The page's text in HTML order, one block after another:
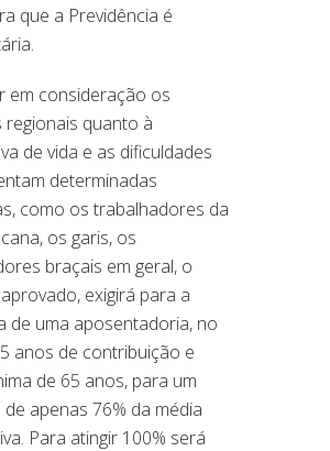
que a Previdência é
em consideração os
regionais quanto à
de vida e as dificuldades
determinadas
como os trabalhadores da
os garis, os
braçais em geral, o
exigirá para a
de uma aposentadoria, no
anos de contribuição e
de 65 anos, para um
apenas 76% da média
Para atingir 100% será